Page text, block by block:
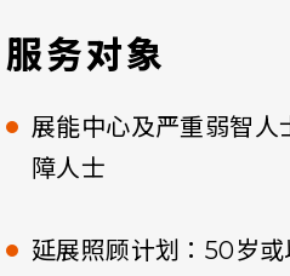
服务对象
展能中心及严重弱智人
障人士
延展照顾计划：50岁